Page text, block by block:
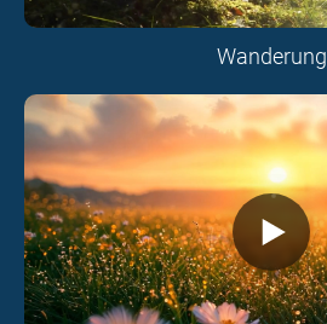
Wanderung